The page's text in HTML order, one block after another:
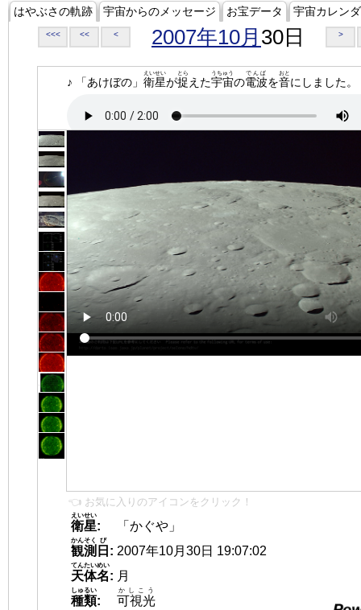
はやぶさの軌跡 宇宙からのメッセージ お宝データ 宇宙カレン
<<< << < 2007年10月 30日 >
♪ 「あけぼの」 衛星
えいせい
が捉
とら
えた宇宙
うちゅう
の電波
でんぱ
を音
おと
にしました。
👈 お気に入りのアイコンをクリック！
衛星
えいせい
:
「かぐや」
観測
かんそく
日
び
: 2007年10月30日 19:07:02
天体名
てんたいめい
: 月
種類
しゅるい
: 可視光
かしこう